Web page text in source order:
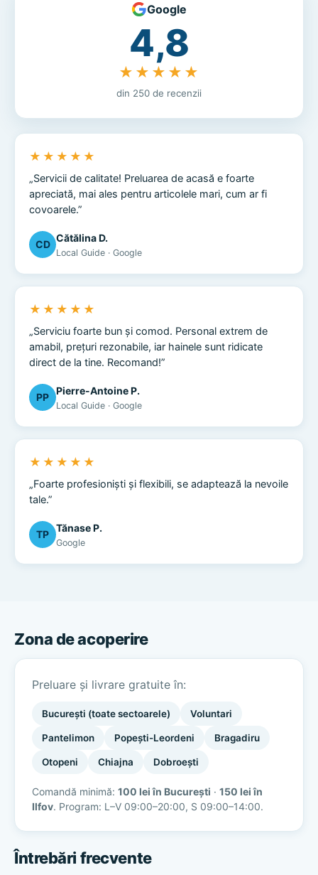
Google
4,8
★★★★★
din 250 de recenzii
★★★★★
„Servicii de calitate! Preluarea de acasă e foarte
apreciată, mai ales pentru articolele mari, cum ar fi
covoarele.”
CD
Cătălina D.
Local Guide · Google
★★★★★
„Serviciu foarte bun și comod. Personal extrem de
amabil, prețuri rezonabile, iar hainele sunt ridicate
direct de la tine. Recomand!”
PP
Pierre-Antoine P.
Local Guide · Google
★★★★★
„Foarte profesioniști și flexibili, se adaptează la nevoile
tale.”
TP
Tănase P.
Google
Zona de acoperire
Preluare și livrare gratuite în:
București (toate sectoarele) Voluntari
Pantelimon Popești-Leordeni Bragadiru
Otopeni Chiajna Dobroești
Comandă minimă: 100 lei în București · 150 lei în
Ilfov. Program: L–V 09:00–20:00, S 09:00–14:00.
Întrebări frecvente